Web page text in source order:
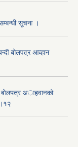
सूचना ।
बोलपत्र आव्हान
अाहवानकाे